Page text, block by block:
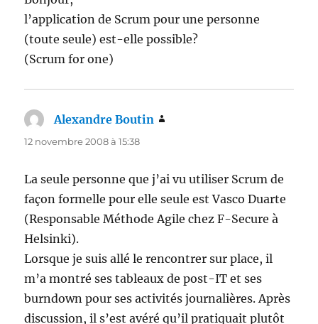
l’application de Scrum pour une personne
(toute seule) est-elle possible?
(Scrum for one)
Alexandre Boutin
12 novembre 2008 à 15:38
La seule personne que j’ai vu utiliser Scrum de
façon formelle pour elle seule est Vasco Duarte
(Responsable Méthode Agile chez F-Secure à
Helsinki).
Lorsque je suis allé le rencontrer sur place, il
m’a montré ses tableaux de post-IT et ses
burndown pour ses activités journalières. Après
discussion, il s’est avéré qu’il pratiquait plutôt